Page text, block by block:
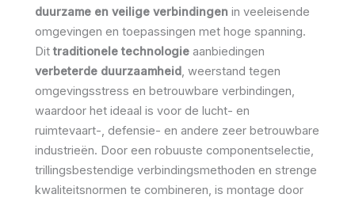
duurzame en veilige verbindingen in veeleisende
omgevingen en toepassingen met hoge spanning.
Dit traditionele technologie aanbiedingen
verbeterde duurzaamheid, weerstand tegen
omgevingsstress en betrouwbare verbindingen,
waardoor het ideaal is voor de lucht- en
ruimtevaart-, defensie- en andere zeer betrouwbare
industrieën. Door een robuuste componentselectie,
trillingsbestendige verbindingsmethoden en strenge
kwaliteitsnormen te combineren, is montage door